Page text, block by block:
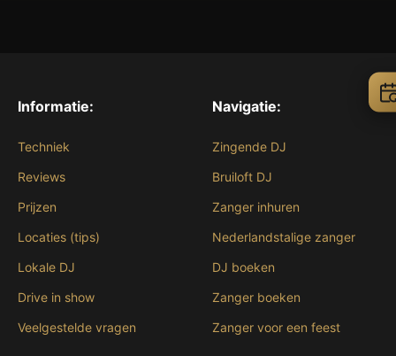
Informatie:
Techniek
Reviews
Prijzen
Locaties (tips)
Lokale DJ
Drive in show
Veelgestelde vragen
Navigatie:
Zingende DJ
Bruiloft DJ
Zanger inhuren
Nederlandstalige zanger
DJ boeken
Zanger boeken
Zanger voor een feest